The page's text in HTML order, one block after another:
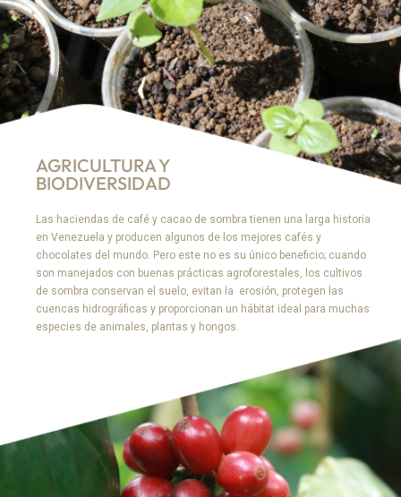
AGRICULTURA Y
BIODIVERSIDAD
Las haciendas de café y cacao de sombra tienen una larga historia
en Venezuela y producen algunos de los mejores cafés y
chocolates del mundo. Pero este no es su único beneficio; cuando
son manejados con buenas prácticas agroforestales, los cultivos
de sombra conservan el suelo, evitan la erosión, protegen las
cuencas hidrográficas y proporcionan un hábitat ideal para muchas
especies de animales, plantas y hongos.